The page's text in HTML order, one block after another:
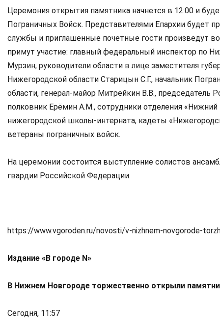
Церемония открытия памятника начнется в 12:00 и
Пограничных Войск. Представителями Епархии будет
службы и приглашенные почетные гости произведут
примут участие: главный федеральный инспектор по
Мурзин, руководители области в лице заместителя
Нижегородской области Старицын С.Г., начальник
области, генерал-майор Митрейкин В.В., председатель
полковник Ерёмин А.М., сотрудники отделения
нижегородской школы-интерната, кадеты
ветераны пограничных войск.
На церемонии состоится выступление солистов
гвардии Российской Федерации.
https://www.vgoroden.ru/novosti/v-nizhnem-novgorode-
Издание «В городе N»
В Нижнем Новгороде торжественно открыли
Сегодня, 11:57